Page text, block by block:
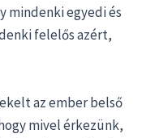
mindenki egyedi és
felelős azért,
az ember belső
mivel érkezünk,